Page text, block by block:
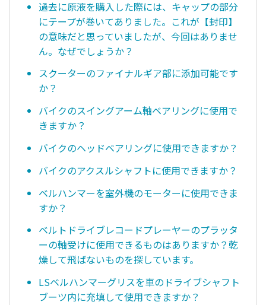
過去に原液を購入した際には、キャップの部分
にテープが巻いてありました。これが【封印】
の意味だと思っていましたが、今回はありませ
ん。なぜでしょうか？
スクーターのファイナルギア部に添加可能です
か？
バイクのスイングアーム軸ベアリングに使用で
きますか？
バイクのヘッドベアリングに使用できますか？
バイクのアクスルシャフトに使用できますか？
ベルハンマーを室外機のモーターに使用できま
すか？
ベルトドライブレコードプレーヤーのプラッタ
ーの軸受けに使用できるものはありますか？乾
燥して飛ばないものを探しています。
LSベルハンマーグリスを車のドライブシャフト
ブーツ内に充填して使用できますか？